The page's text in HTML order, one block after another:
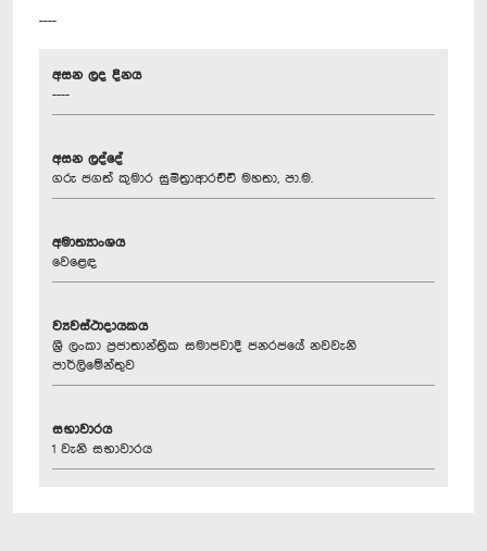
----
අසන ලද දිනය
----
අසන ලද්දේ
ගරු ජගත් කුමාර සුමිත්‍රාආරච්චි මහතා, පා.ම.
අමාත්‍යාංශය
වෙළෙඳ
ව්‍යවස්ථාදායකය
ශ්‍රී ලංකා ප්‍රජාතාන්ත්‍රික සමාජවාදී ජනරජයේ නවවැනි
පාර්ලිමේන්තුව
සභාවාරය
1 වැනි සභාවාරය